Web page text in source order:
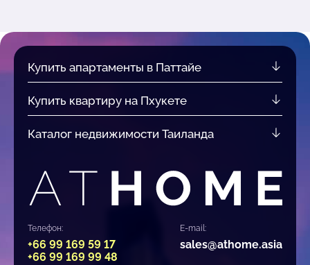
Купить апартаменты в Паттайе
Купить квартиру на Пхукете
Каталог недвижимости Таиланда
Телефон:
+66 99 169 59 17
+66 99 169 99 48
E-mail:
sales@athome.asia